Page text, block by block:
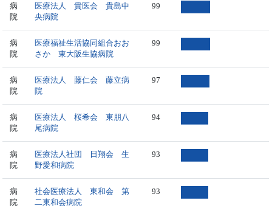
病
院
医療法人 貴医会 貴島中
央病院
99
病
院
医療福祉生活協同組合おお
さか 東大阪生協病院
99
病
院
医療法人 藤仁会 藤立病
院
97
病
院
医療法人 桜希会 東朋八
尾病院
94
病
院
医療法人社団 日翔会 生
野愛和病院
93
病
院
社会医療法人 東和会 第
二東和会病院
93